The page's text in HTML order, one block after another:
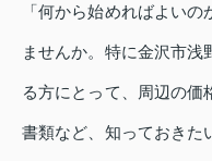
「何から始めればよい
ませんか。特に金沢市
る方にとって、周辺の価
書類など、知っておきた